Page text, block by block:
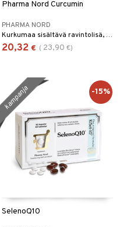
Pharma Nord Curcumin
PHARMA NORD
Kurkumaa sisältävä ravintolisä, jokainen kapseli sisältää 400 mg patentoitua kurkumauutetta.
20,32 € ( 23,90 €)
SelenoQ10
kampanja -15%